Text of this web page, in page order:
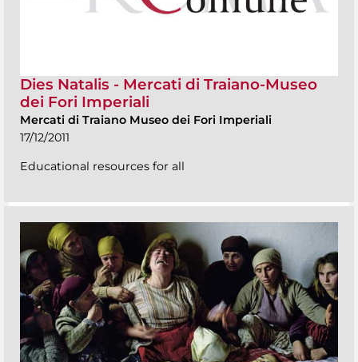
Dies Natalis - Mercati di Traiano-Museo
dei Fori Imperiali
Mercati di Traiano Museo dei Fori Imperiali
17/12/2011
Educational resources for all